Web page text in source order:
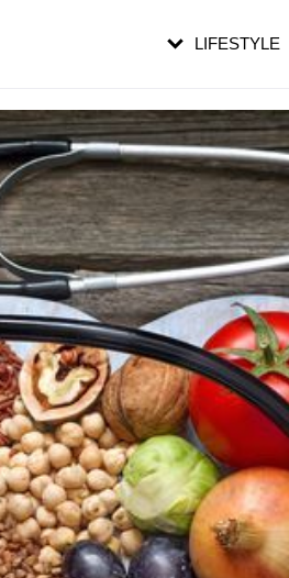
LIFESTYLE
pe măsură ce înaintezi în vârstă